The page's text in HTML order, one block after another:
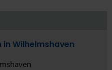
Wilhelmshaven